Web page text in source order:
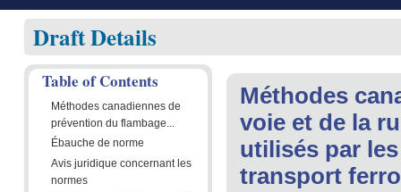
Draft Details
Table of Contents
Méthodes canadiennes de
prévention du flambage...
Ébauche de norme
Avis juridique concernant les
normes
Méthodes
voie et de la
utilisés par
transport